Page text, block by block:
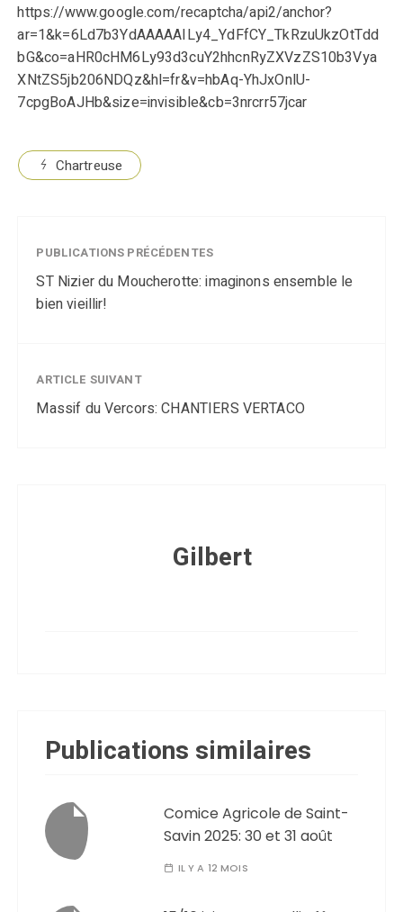
https://www.google.com/recaptcha/api2/anchor?
ar=1&k=6Ld7b3YdAAAAAILy4_YdFfCY_TkRzuUkzOtTdd
bG&co=aHR0cHM6Ly93d3cuY2hhcnRyZXVzZS10b3Vya
XNtZS5jb206NDQz&hl=fr&v=hbAq-YhJxOnlU-
7cpgBoAJHb&size=invisible&cb=3nrcrr57jcar
Chartreuse
PUBLICATIONS PRÉCÉDENTES
ST Nizier du Moucherotte: imaginons ensemble le
bien vieillir!
ARTICLE SUIVANT
Massif du Vercors: CHANTIERS VERTACO
Gilbert
Publications similaires
Comice Agricole de Saint-
Savin 2025: 30 et 31 août
IL Y A 12 MOIS